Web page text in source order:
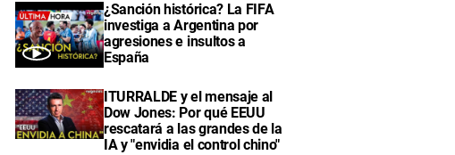
¿Sanción histórica? La FIFA
investiga a Argentina por
agresiones e insultos a
España
ITURRALDE y el mensaje al
Dow Jones: Por qué EEUU
rescatará a las grandes de la
IA y "envidia el control chino"